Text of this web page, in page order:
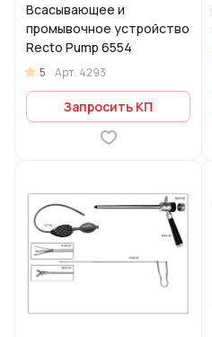
Всасывающее и
промывочное устройство
Recto Pump 6554
5 Арт. 4293
Запросить КП